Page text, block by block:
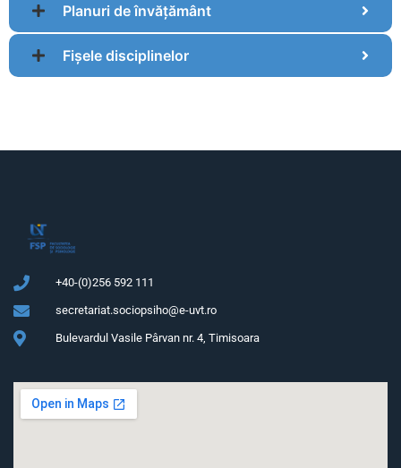
Planuri de învățământ
Fișele disciplinelor
+40-(0)256 592 111
secretariat.sociopsiho@e-uvt.ro
Bulevardul Vasile Pârvan nr. 4, Timisoara